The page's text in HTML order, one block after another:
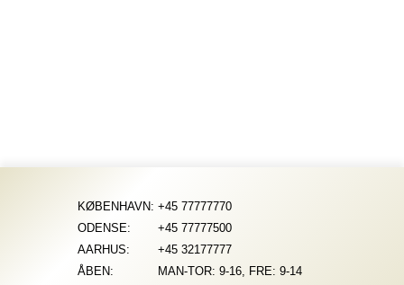
KØBENHAVN: +45 77777770
ODENSE:
+45 77777500
AARHUS:
+45 32177777
ÅBEN:
MAN-TOR: 9-16, FRE: 9-14